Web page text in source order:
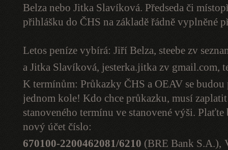
Belza nebo Jitka Slavíková. Předseda či
přihlášku do ČHS na základě řádně vyplněné
Letos peníze vybírá: Jiří Belza, steebe zv
a Jitka Slavíková, jesterka.jitka zv gmail.com,
K termínům: Průkazky ČHS a OEAV se
jednom kole! Kdo chce průkazku, musí
stanoveného termínu ve stanovené výši.
nový účet číslo:
670100-2200462081/6210 (BRE Bank S.A.),